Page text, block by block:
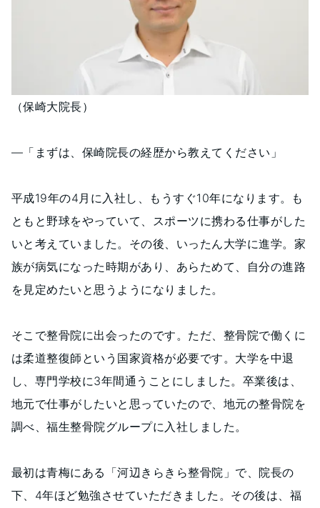
（保崎大院長）
―「まずは、保崎院長の経歴から教えてください」
平成19年の4月に入社し、もうすぐ10年になります。も
ともと野球をやっていて、スポーツに携わる仕事がした
いと考えていました。その後、いったん大学に進学。家
族が病気になった時期があり、あらためて、自分の進路
を見定めたいと思うようになりました。
そこで整骨院に出会ったのです。ただ、整骨院で働くに
は柔道整復師という国家資格が必要です。大学を中退
し、専門学校に3年間通うことにしました。卒業後は、
地元で仕事がしたいと思っていたので、地元の整骨院を
調べ、福生整骨院グループに入社しました。
最初は青梅にある「河辺きらきら整骨院」で、院長の
下、4年ほど勉強させていただきました。その後は、福